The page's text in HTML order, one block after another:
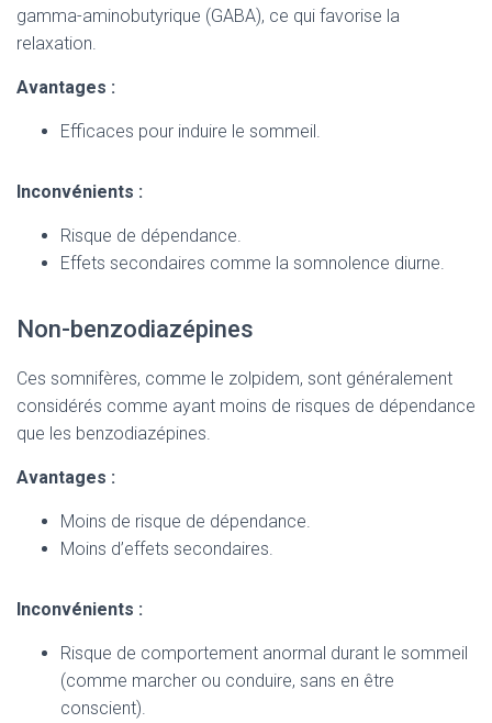
gamma-aminobutyrique (GABA), ce qui favorise la
relaxation.
Avantages :
Efficaces pour induire le sommeil.
Inconvénients :
Risque de dépendance.
Effets secondaires comme la somnolence diurne.
Non-benzodiazépines
Ces somnifères, comme le zolpidem, sont généralement
considérés comme ayant moins de risques de dépendance
que les benzodiazépines.
Avantages :
Moins de risque de dépendance.
Moins d’effets secondaires.
Inconvénients :
Risque de comportement anormal durant le sommeil
(comme marcher ou conduire, sans en être
conscient).